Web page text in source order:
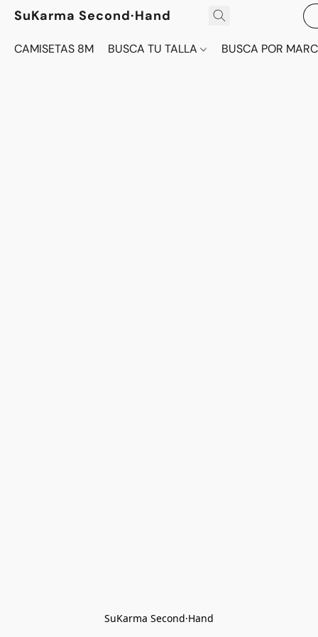
SuKarma Second·Hand
CAMISETAS 8M BUSCA TU TALLA BUSCA POR
SuKarma Second·Hand